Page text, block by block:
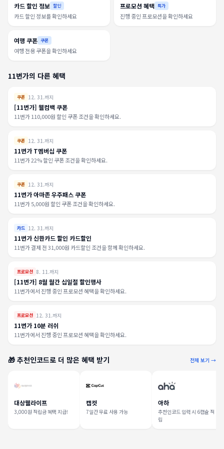
카드 할인 정보 할인
카드 할인 정보를 확인하세요
프로모션 혜택 특가
진행 중인 프로모션을 확인하세요
여행 쿠폰 쿠폰
여행 전용 쿠폰을 확인하세요
11번가의 다른 혜택
쿠폰 12. 31.까지
[11번가] 웰컴백 쿠폰
11번가 110,000원 할인 쿠폰 조건을 확인하세요.
쿠폰 12. 31.까지
11번가 T멤버십 쿠폰
11번가 22% 할인 쿠폰 조건을 확인하세요.
쿠폰 12. 31.까지
11번가 아마존 우주패스 쿠폰
11번가 5,000원 할인 쿠폰 조건을 확인하세요.
카드 12. 31.까지
11번가 신한카드 할인 카드할인
11번가 결제 전 31,000원 카드할인 조건을 함께 확인하세요.
프로모션 8. 11.까지
[11번가] 8월 월간 십일절 할인행사
11번가에서 진행 중인 프로모션 혜택을 확인하세요.
프로모션 12. 31.까지
11번가 10분 러쉬
11번가에서 진행 중인 프로모션 혜택을 확인하세요.
🎁 추천인코드로 더 많은 혜택 받기 전체 보기 →
대상웰라이프
3,000원 적립금 혜택 지급!
캡컷
7일간 무료 사용 가능
아하
추천인코드 입력 시 6캡슐 적
립